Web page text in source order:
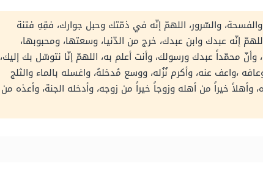
والفسحة، والسّرور، اللهمّ إنّه في ذمّتك وحبل جوارك، فقِهِ فتنة
إنّه عبدك وابن عبدك، خرج من الدّنيا، وسعتها، ومحبوبها،
وأنّ محمّداً عبدك ورسولك، وأنت أعلم به، اللهمّ إنّا نتوسّل بك إليك،
،واعف عنه، وأكرم نُزُله، ووسع مُدخلهُ، واغسله بالماء والثلج
وأهلاً خيراً من أهله وزوجاً خيراً من زوجه، وأدخله الجنة، وأعذه من